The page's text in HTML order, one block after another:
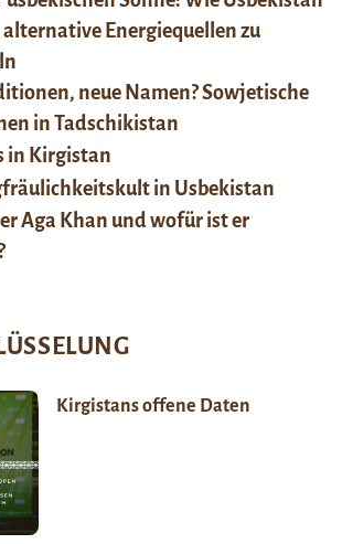
Energiequellen zu
neue Namen? Sowjetische
in Tadschikistan
in Kirgistan
in Usbekistan
Aga Khan und wofür ist er
Kirgistans offene Daten